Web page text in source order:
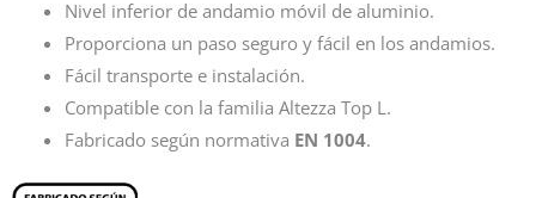
Nivel inferior de andamio móvil de aluminio.
Proporciona un paso seguro y fácil en los andamios.
Fácil transporte e instalación.
Compatible con la familia Altezza Top L.
Fabricado según normativa EN 1004.